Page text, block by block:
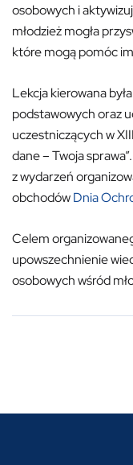
osobowych i
młodzież mogła
które mogą pomóc
Lekcja kierowana
podstawowych oraz
uczestniczących w
dane – Twoja
z wydarzeń
obchodówDnia
Celem
upowszechnienie
osobowych wśród